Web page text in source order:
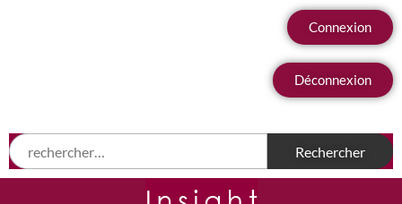
Connexion
Déconnexion